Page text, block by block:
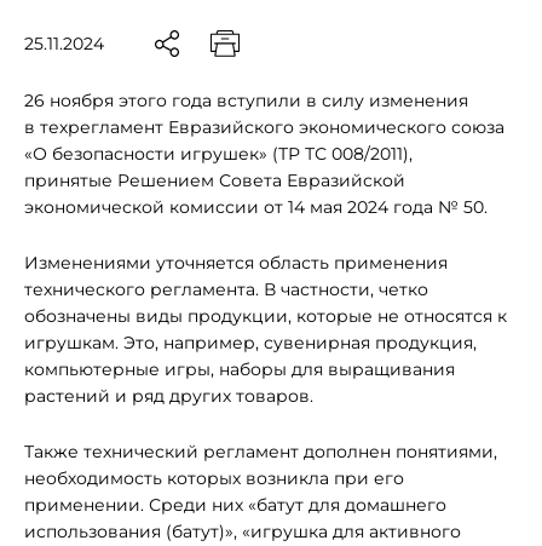
25.11.2024
26 ноября этого года вступили в силу изменения
в техрегламент Евразийского экономического союза
«О безопасности игрушек» (ТР ТС 008/2011),
принятые Решением Совета Евразийской
экономической комиссии от 14 мая 2024 года № 50.
Изменениями уточняется область применения
технического регламента. В частности, четко
обозначены виды продукции, которые не относятся к
игрушкам. Это, например, сувенирная продукция,
компьютерные игры, наборы для выращивания
растений и ряд других товаров.
Также технический регламент дополнен понятиями,
необходимость которых возникла при его
применении. Среди них «батут для домашнего
использования (батут)», «игрушка для активного